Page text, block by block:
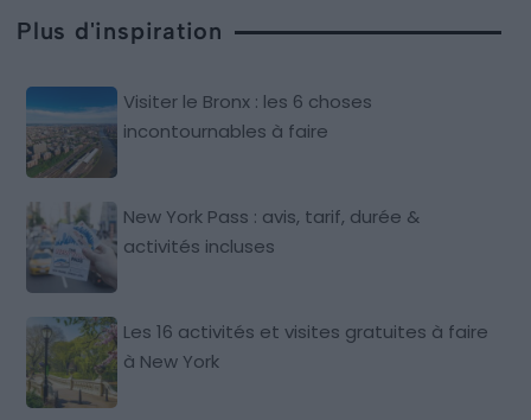
Plus d'inspiration
Visiter le Bronx : les 6 choses
incontournables à faire
New York Pass : avis, tarif, durée &
activités incluses
Les 16 activités et visites gratuites à faire
à New York